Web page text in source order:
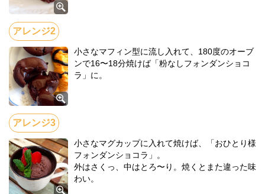
小さなマフィン型に流し入れて、180度のオーブ
ンで16〜18分焼けば「粉なしフォンダンショコ
ラ」に。
小さなマグカップに入れて焼けば、「おひとり様
フォンダンショコラ」。
外はさくっ、中はとろ〜り。焼くとまた違った味
わい。